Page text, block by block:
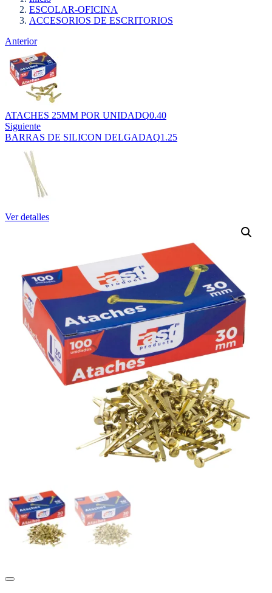
ESCOLAR-OFICINA
ACCESORIOS DE ESCRITORIOS
Anterior
ATACHES 25MM POR UNIDADQ0.40
Siguiente
BARRAS DE SILICON DELGADAQ1.25
Ver detalles